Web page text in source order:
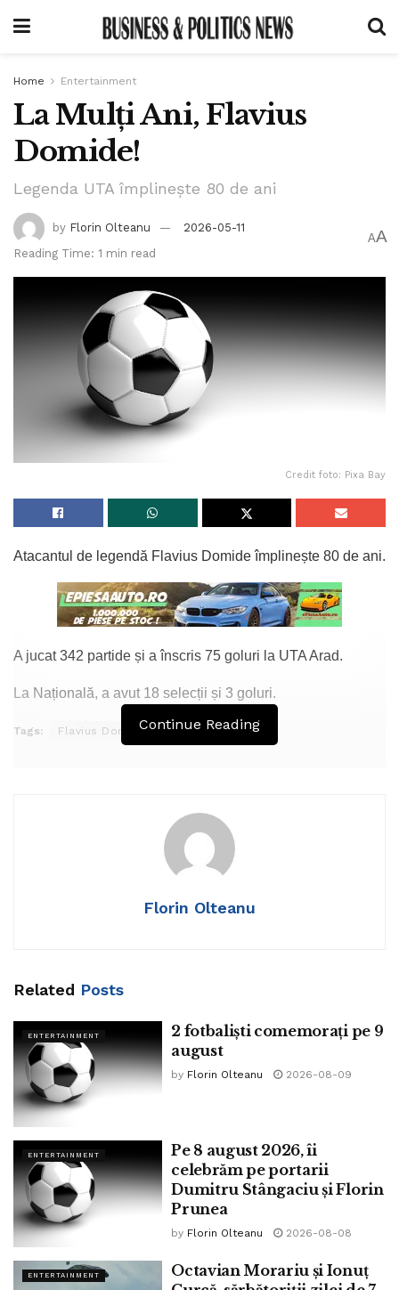
Home Entertainment
La Mulți Ani, Flavius
Domide!
Legenda UTA împlinește 80 de ani
by Florin Olteanu
2026-05-11
Reading Time: 1 min read
AA
Credit foto: Pixa Bay
Atacantul de legendă Flavius Domide împlinește 80 de ani.
A jucat 342 partide și a înscris 75 goluri la UTA Arad.
La Națională, a avut 18 selecții și 3 goluri.
Continue Reading
Tags: Flavius Domide
Florin Olteanu
Related Posts
ENTERTAINMENT
2 fotbaliști comemorați pe 9
august
by Florin Olteanu 2026-08-09
ENTERTAINMENT
Pe 8 august 2026, îi
celebrăm pe portarii
Dumitru Stângaciu și Florin
Prunea
by Florin Olteanu 2026-08-08
ENTERTAINMENT
Octavian Morariu și Ionuț